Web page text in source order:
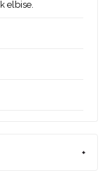
elbise.